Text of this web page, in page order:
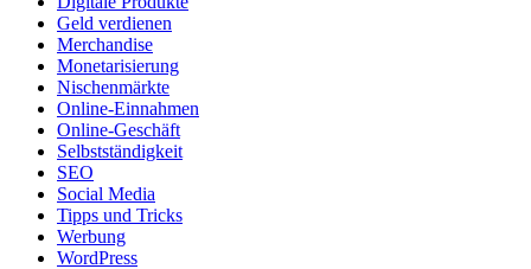
Geld verdienen
Merchandise
Monetarisierung
Nischenmärkte
Online-Einnahmen
Online-Geschäft
Selbstständigkeit
SEO
Social Media
Tipps und Tricks
Werbung
WordPress